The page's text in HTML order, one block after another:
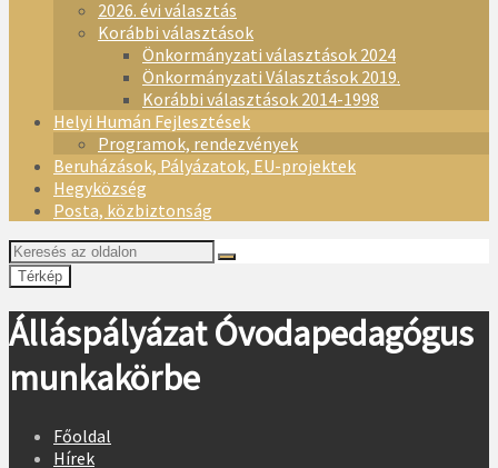
2026. évi választás
Korábbi választások
Önkormányzati választások 2024
Önkormányzati Választások 2019.
Korábbi választások 2014-1998
Helyi Humán Fejlesztések
Programok, rendezvények
Beruházások, Pályázatok, EU-projektek
Hegyközség
Posta, közbiztonság
Térkép
Álláspályázat Óvodapedagógus
munkakörbe
Főoldal
Hírek